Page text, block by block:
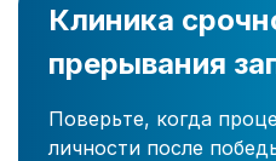
Клиника
прерывания
Поверьте, когда
личности после